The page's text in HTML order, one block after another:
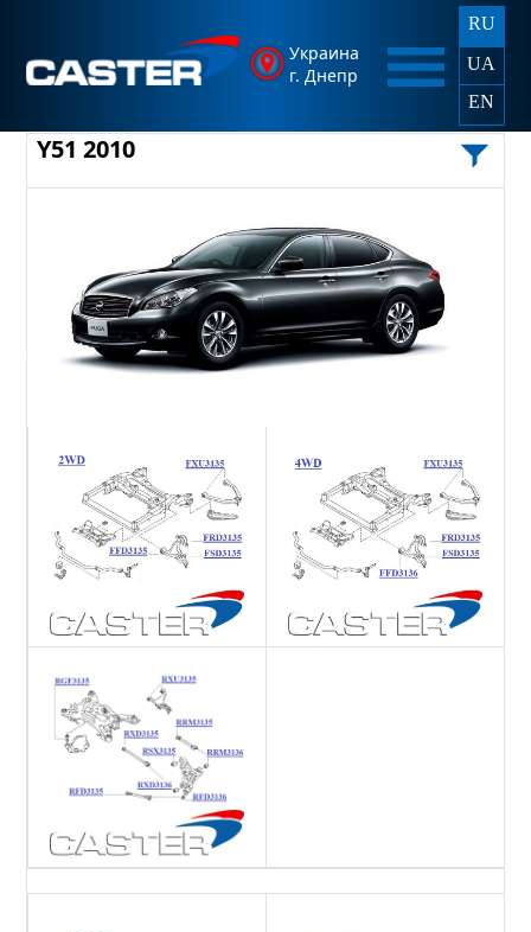
Украина
г. Днепр
RU
UA
EN
Y51 2010